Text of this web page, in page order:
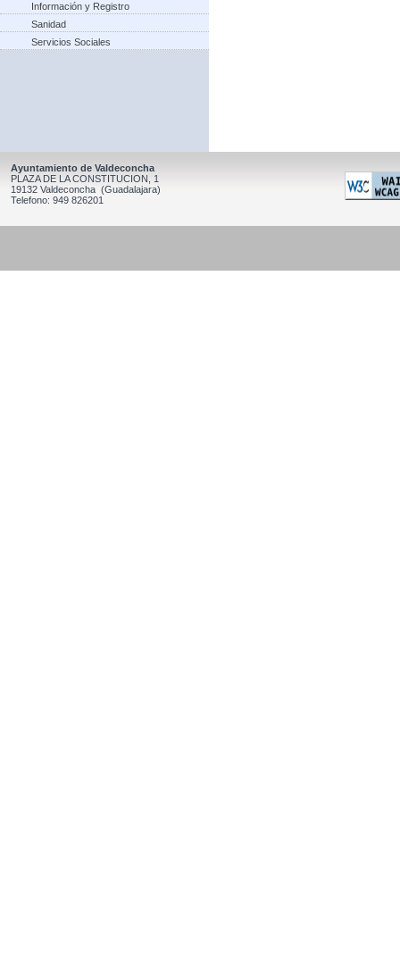
Información y Registro
Sanidad
Servicios Sociales
Ayuntamiento de Valdeconcha
PLAZA DE LA CONSTITUCION, 1
19132 Valdeconcha (Guadalajara)
Telefono: 949 826201